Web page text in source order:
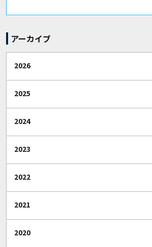
アーカイブ
2026
2025
2024
2023
2022
2021
2020